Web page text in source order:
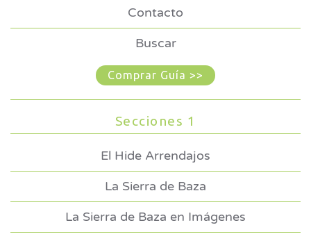
Contacto
Buscar
Comprar Guía >>
Secciones 1
El Hide Arrendajos
La Sierra de Baza
La Sierra de Baza en Imágenes